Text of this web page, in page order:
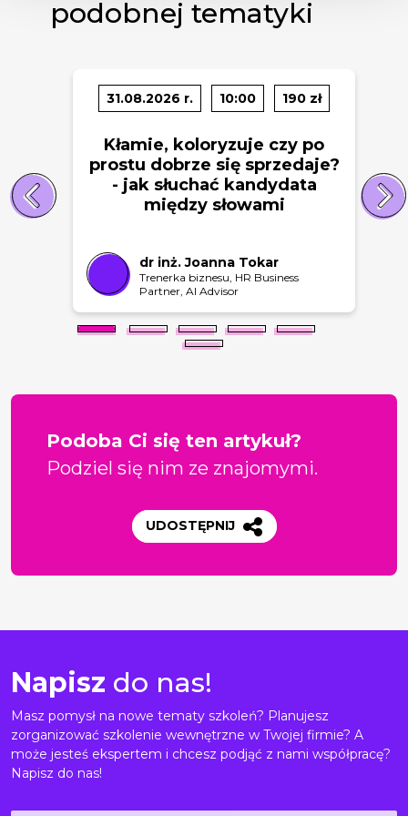
podobnej tematyki
31.08.2026 r. 10:00 190 zł
Kłamie, koloryzuje czy po
prostu dobrze się sprzedaje?
- jak słuchać kandydata
między słowami
dr inż. Joanna Tokar
Trenerka biznesu, HR Business
Partner, AI Advisor
Podoba Ci się ten artykuł?
Podziel się nim ze znajomymi.
UDOSTĘPNIJ
Napisz do nas!
Masz pomysł na nowe tematy szkoleń? Planujesz
zorganizować szkolenie wewnętrzne w Twojej firmie? A
może jesteś ekspertem i chcesz podjąć z nami współpracę?
Napisz do nas!